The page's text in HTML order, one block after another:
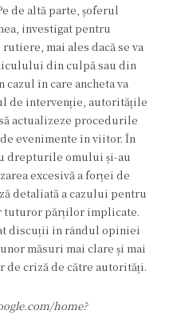
de altă parte, șoferul
investigat pentru
mai ales dacă se va
din culpă sau din
în care ancheta va
de intervenție, autoritățile
actualizeze procedurile
evenimente în viitor. În
drepturile omului și-au
excesivă a forței de
detaliată a cazului pentru
tuturor părților implicate.
discuții în rândul opiniei
măsuri mai clare și mai
criză de către autorități.
home?